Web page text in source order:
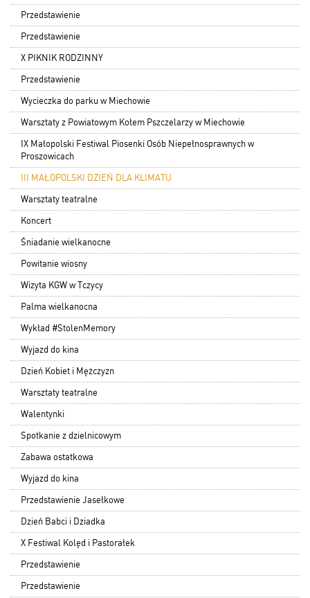
Przedstawienie
Przedstawienie
X PIKNIK RODZINNY
Przedstawienie
Wycieczka do parku w Miechowie
Warsztaty z Powiatowym Kołem Pszczelarzy w Miechowie
IX Małopolski Festiwal Piosenki Osób Niepełnosprawnych w
Proszowicach
III MAŁOPOLSKI DZIEŃ DLA KLIMATU
Warsztaty teatralne
Koncert
Śniadanie wielkanocne
Powitanie wiosny
Wizyta KGW w Tczycy
Palma wielkanocna
Wykład #StolenMemory
Wyjazd do kina
Dzień Kobiet i Mężczyzn
Warsztaty teatralne
Walentynki
Spotkanie z dzielnicowym
Zabawa ostatkowa
Wyjazd do kina
Przedstawienie Jasełkowe
Dzień Babci i Dziadka
X Festiwal Kolęd i Pastorałek
Przedstawienie
Przedstawienie